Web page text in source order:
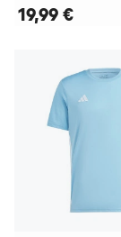
19,99 €